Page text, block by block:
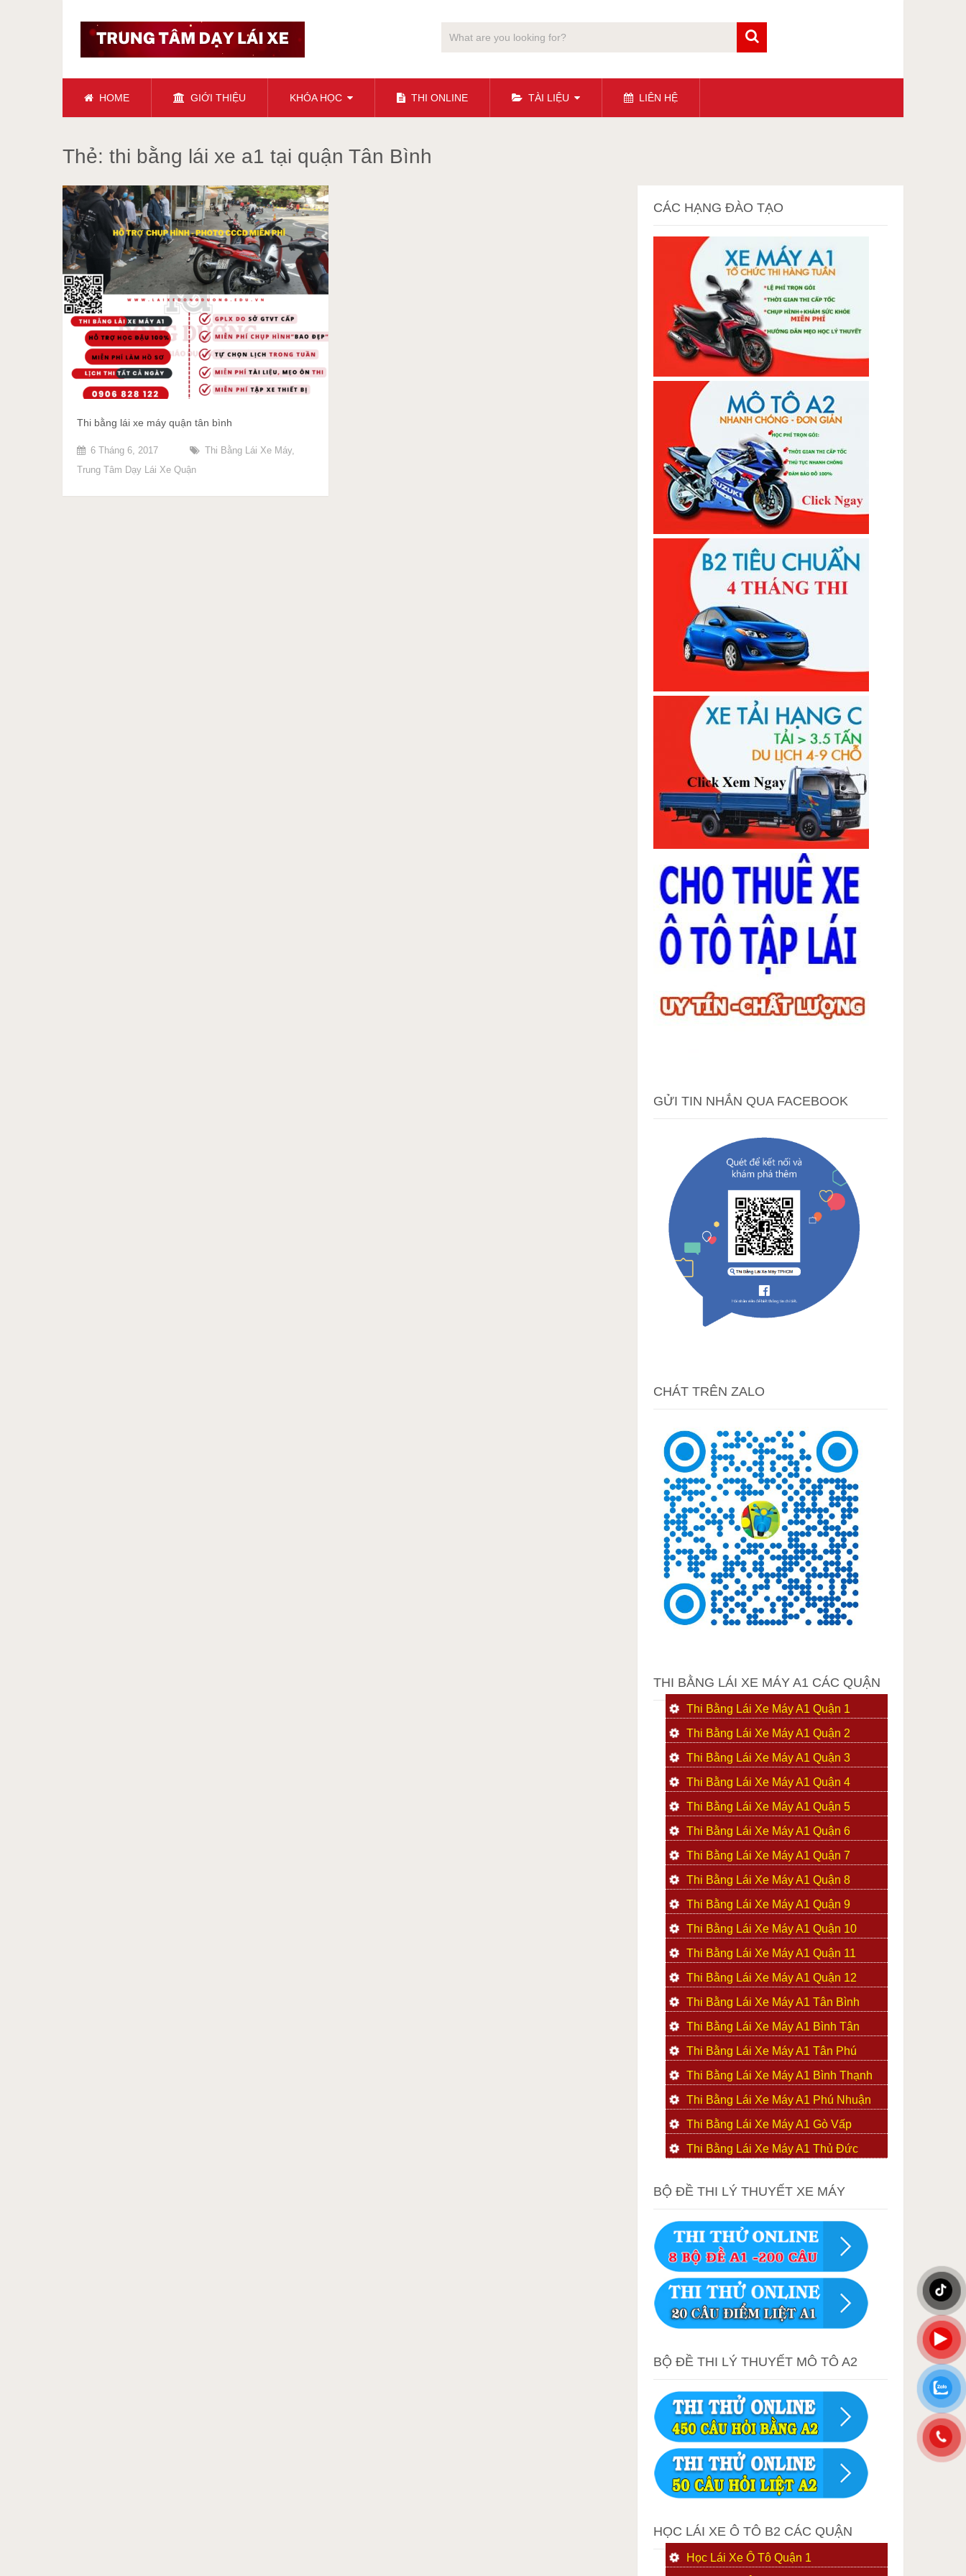
HOME GIỚI THIỆU KHÓA HỌC THI ONLINE TÀI LIỆU LIÊN HỆ
Thẻ: thi bằng lái xe a1 tại quận Tân Bình
Thi bằng lái xe máy quận tân bình
6 Tháng 6, 2017 Thi Bằng Lái Xe Máy,
Trung Tâm Dạy Lái Xe Quận
CÁC HẠNG ĐÀO TẠO
GỬI TIN NHẮN QUA FACEBOOK
CHÁT TRÊN ZALO
THI BẰNG LÁI XE MÁY A1 CÁC QUẬN
Thi Bằng Lái Xe Máy A1 Quận 1
Thi Bằng Lái Xe Máy A1 Quận 2
Thi Bằng Lái Xe Máy A1 Quận 3
Thi Bằng Lái Xe Máy A1 Quận 4
Thi Bằng Lái Xe Máy A1 Quận 5
Thi Bằng Lái Xe Máy A1 Quận 6
Thi Bằng Lái Xe Máy A1 Quận 7
Thi Bằng Lái Xe Máy A1 Quận 8
Thi Bằng Lái Xe Máy A1 Quận 9
Thi Bằng Lái Xe Máy A1 Quận 10
Thi Bằng Lái Xe Máy A1 Quận 11
Thi Bằng Lái Xe Máy A1 Quận 12
Thi Bằng Lái Xe Máy A1 Tân Bình
Thi Bằng Lái Xe Máy A1 Bình Tân
Thi Bằng Lái Xe Máy A1 Tân Phú
Thi Bằng Lái Xe Máy A1 Bình Thạnh
Thi Bằng Lái Xe Máy A1 Phú Nhuận
Thi Bằng Lái Xe Máy A1 Gò Vấp
Thi Bằng Lái Xe Máy A1 Thủ Đức
BỘ ĐỀ THI LÝ THUYẾT XE MÁY
BỘ ĐỀ THI LÝ THUYẾT MÔ TÔ A2
HỌC LÁI XE Ô TÔ B2 CÁC QUẬN
Học Lái Xe Ô Tô Quận 1